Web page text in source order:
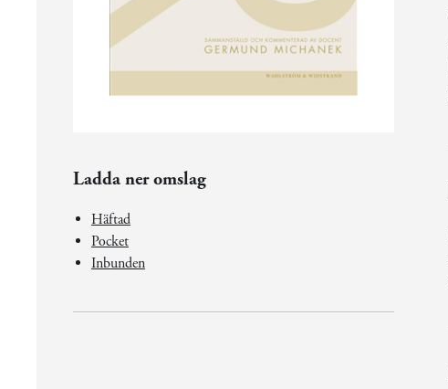
Ladda ner omslag
Häftad
Pocket
Inbunden